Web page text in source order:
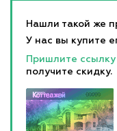
Нашли такой же
У нас вы купите
Пришлите ссылку
получите скидку.